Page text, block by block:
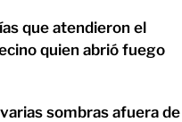
que atendieron el
quien abrió fuego
sombras afuera de